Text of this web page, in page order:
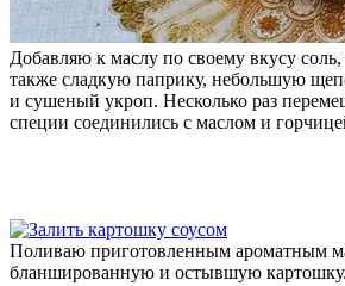
Добавляю к маслу по своему вкусу
также сладкую паприку, небольшую
и сушеный укроп. Несколько раз
специи соединились с маслом и
Поливаю приготовленным ароматным
бланшированную и остывшую картошку.